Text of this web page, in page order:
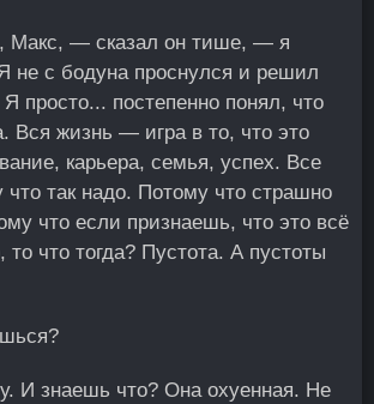
— сказал он тише, — я
не с бодуна проснулся и решил
просто... постепенно понял, что
Вся жизнь — игра в то, что это
карьера, семья, успех. Все
что так надо. Потому что страшно
что если признаешь, что это всё
что тогда? Пустота. А пустоты
И знаешь что? Она охуенная. Не